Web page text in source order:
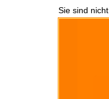
Sie sind